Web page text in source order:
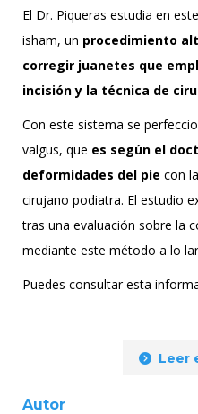
El Dr. Piqueras estudia en
isham, un procedimiento
corregir juanetes que
incisión y la técnica de
Con este sistema se
valgus, que es según el
deformidades del pie con
cirujano podiatra. El estudio
tras una evaluación sobre la
mediante este método a lo
Puedes consultar esta
Leer
Autor